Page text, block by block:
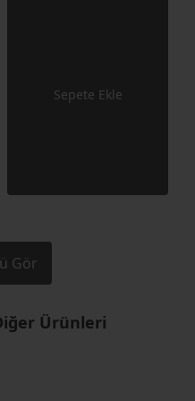
Sepete Ekle
Gör
Ürünleri